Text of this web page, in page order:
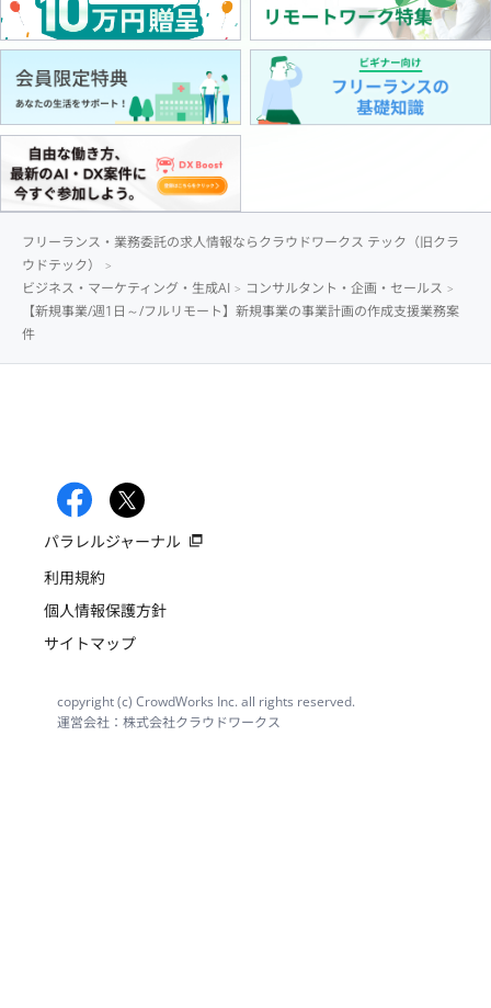
フリーランス・業務委託の求人情報ならクラウドワークス テック（旧クラ
ウドテック）
ビジネス・マーケティング・生成AI
コンサルタント・企画・セールス
【新規事業/週1日～/フルリモート】新規事業の事業計画の作成支援業務案
件
パラレルジャーナル
利用規約
個人情報保護方針
サイトマップ
copyright (c) CrowdWorks Inc. all rights reserved.
運営会社：株式会社クラウドワークス